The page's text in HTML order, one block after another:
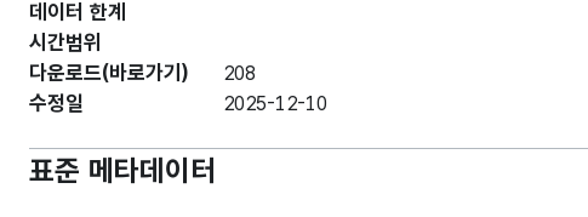
데이터 한계
시간범위
다운로드(바로가기) 208
수정일 2025-12-10
표준 메타데이터